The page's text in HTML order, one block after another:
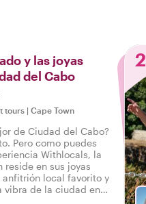
y las joyas
del Cabo
tours | Cape Town
de Ciudad del Cabo?
Pero como puedes
Withlocals, la
reside en sus joyas
anfitrión local favorito y
vibra de la ciudad en
2